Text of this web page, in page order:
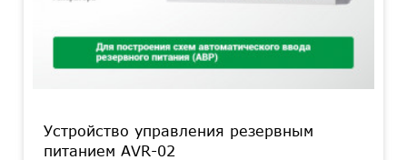
Устройство управления резервным
питанием AVR-02